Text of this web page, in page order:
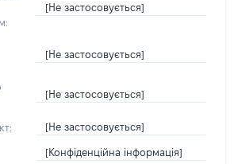
[Не застосовується]
[Не застосовується]
[Не застосовується]
[Не застосовується]
[Конфіденційна інформація]